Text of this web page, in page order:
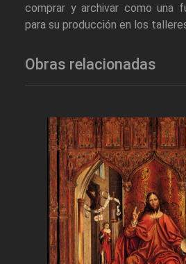
comprar y archivar como una
para su producción en los
Obras relacionadas